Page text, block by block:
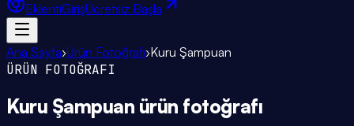
EklentiGirişÜcretsiz Başla
Ana Sayfa›Ürün Fotoğrafı›Kuru Şampuan
ÜRÜN FOTOĞRAFI
Kuru Şampuan ürün fotoğrafı